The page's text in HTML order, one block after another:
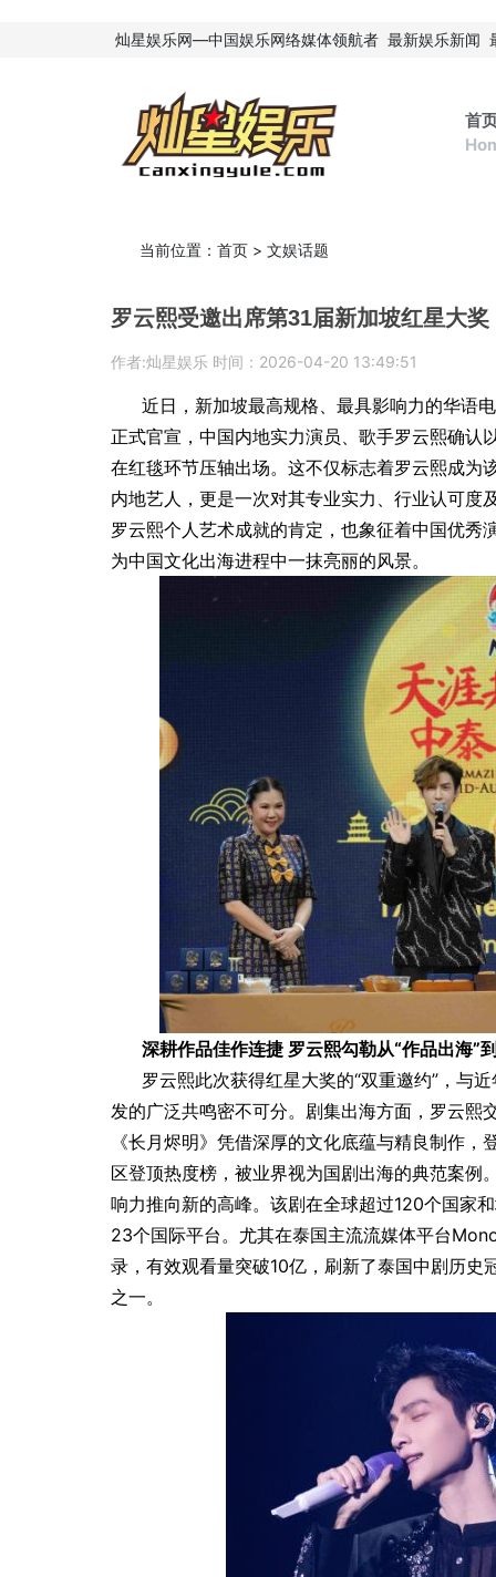
灿星娱乐网—中国娱乐网络媒体领航者 最新娱乐新闻
首
当前位置： 首页 > 文娱话题
罗云熙受邀出席第31届新加坡红星大
作者:灿星娱乐 时间：2026-04-20 13:49:51
近日，新加坡最高规格、最具影响力的华
正式官宣，中国内地实力演员、歌手罗云熙确认
在红毯环节压轴出场。这不仅标志着罗云熙成
内地艺人，更是一次对其专业实力、行业认可度
罗云熙个人艺术成就的肯定，也象征着中国优秀
为中国文化出海进程中一抹亮丽的风景。
深耕作品佳作连捷 罗云熙勾勒从“作品出海”
罗云熙此次获得红星大奖的“双重邀约”，与
发的广泛共鸣密不可分。剧集出海方面，罗云
《长月烬明》凭借深厚的文化底蕴与精良制作
区登顶热度榜，被业界视为国剧出海的典范案
响力推向新的高峰。该剧在全球超过120个国家
23个国际平台。尤其在泰国主流流媒体平台
录，有效观看量突破10亿，刷新了泰国中剧历
之一。
宣罗一舟担任品牌闪光
第八届国际风土大会11月20日
海启航！